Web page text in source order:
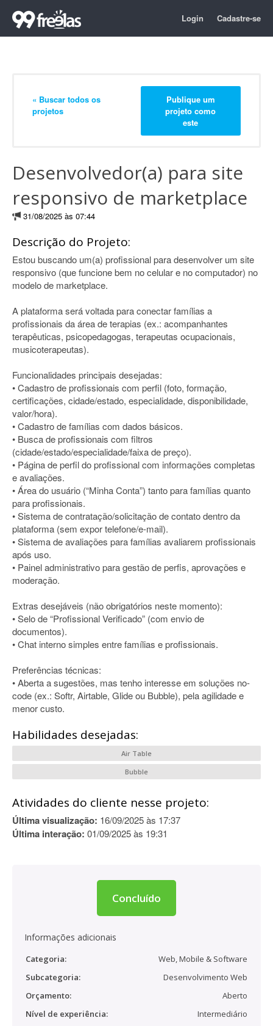
Login Cadastre-se
« Buscar todos os
projetos
Publique um
projeto como
este
Desenvolvedor(a) para site
responsivo de marketplace
31/08/2025 às 07:44
Descrição do Projeto:
Estou buscando um(a) profissional para desenvolver um site
responsivo (que funcione bem no celular e no computador) no
modelo de marketplace.
A plataforma será voltada para conectar famílias a
profissionais da área de terapias (ex.: acompanhantes
terapêuticas, psicopedagogas, terapeutas ocupacionais,
musicoterapeutas).
Funcionalidades principais desejadas:
• Cadastro de profissionais com perfil (foto, formação,
certificações, cidade/estado, especialidade, disponibilidade,
valor/hora).
• Cadastro de famílias com dados básicos.
• Busca de profissionais com filtros
(cidade/estado/especialidade/faixa de preço).
• Página de perfil do profissional com informações completas
e avaliações.
• Área do usuário (“Minha Conta”) tanto para famílias quanto
para profissionais.
• Sistema de contratação/solicitação de contato dentro da
plataforma (sem expor telefone/e-mail).
• Sistema de avaliações para famílias avaliarem profissionais
após uso.
• Painel administrativo para gestão de perfis, aprovações e
moderação.
Extras desejáveis (não obrigatórios neste momento):
• Selo de “Profissional Verificado” (com envio de
documentos).
• Chat interno simples entre famílias e profissionais.
Preferências técnicas:
• Aberta a sugestões, mas tenho interesse em soluções no-
code (ex.: Softr, Airtable, Glide ou Bubble), pela agilidade e
menor custo.
Habilidades desejadas:
Air Table
Bubble
Atividades do cliente nesse projeto:
Última visualização: 16/09/2025 às 17:37
Última interação: 01/09/2025 às 19:31
Concluído
Informações adicionais
Categoria:
Web, Mobile & Software
Subcategoria:
Desenvolvimento Web
Orçamento:
Aberto
Nível de experiência:
Intermediário